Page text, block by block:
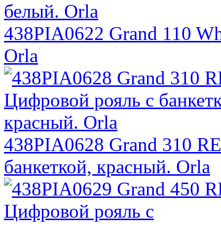
438PIA0622 Grand 110
Orla
438PIA0628 Grand 310
банкеткой, красный. Orla